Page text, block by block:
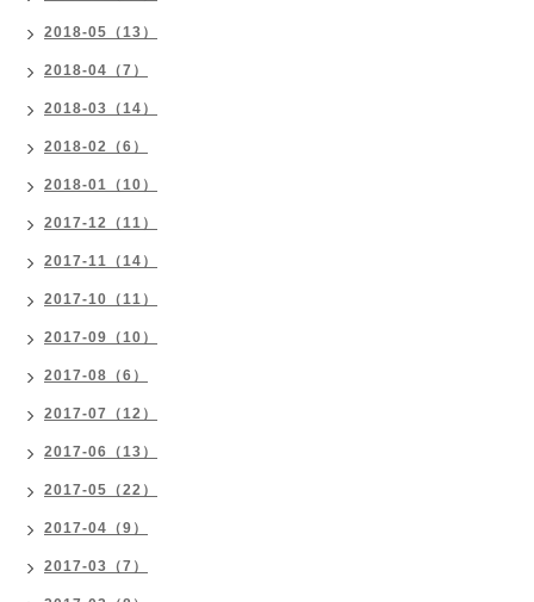
2018-05（13）
2018-04（7）
2018-03（14）
2018-02（6）
2018-01（10）
2017-12（11）
2017-11（14）
2017-10（11）
2017-09（10）
2017-08（6）
2017-07（12）
2017-06（13）
2017-05（22）
2017-04（9）
2017-03（7）